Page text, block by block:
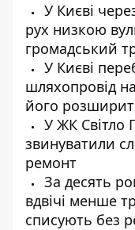
У Києві
рух низкою
громадський
У Києві
шляхопровід
його
У ЖК Світло
звинуватили
ремонт
За десять
вдвічі менше
списують без